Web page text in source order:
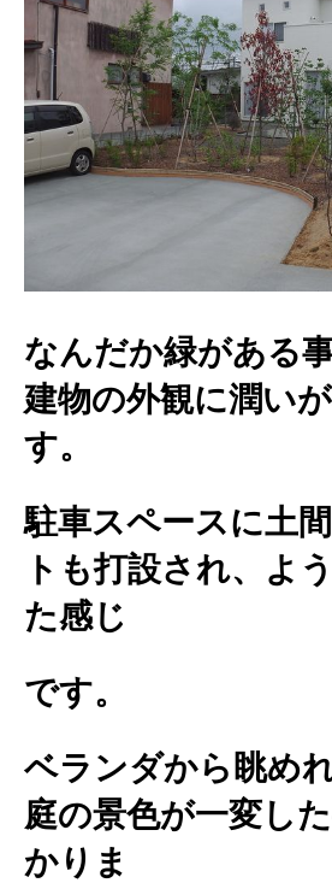
なんだか緑がある
建物の外観に潤い
す。
駐車スペースに土
トも打設され、よ
た感じ
です。
ベランダから眺め
庭の景色が一変し
かりま